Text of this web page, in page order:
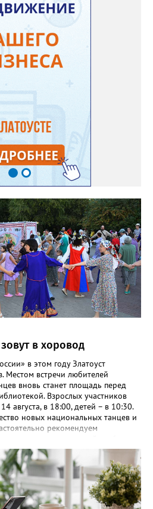
рейсы в 21:00, 21:30, 22:00.
в хоровод
в этом году Златоуст
Местом встречи любителей
вновь станет площадь перед
Взрослых участников
августа, в 18:00, детей – в 10:30.
новых национальных танцев и
рекомендуем
в 18:00 на той же площади, -
- Репетиции состоятся в
воздухе, то в большом
для детей и взрослых в этом
названием «Златоустовский